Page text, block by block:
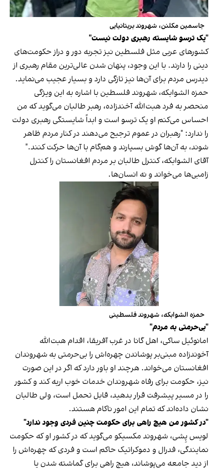
جاسمین مکلنن، شهروند بریتانیایی
"یک ترسو شایسته‌ رهبری دولت نیست"
کشورهای عربی مثل فلسطین نیز تجربه‌ دور و دراز حکومت‌های
دینی را دارند. با این وجود، پنهان شدن عالی‌ترین مقام رهبری از
دیدرس مردم برای آن‌ها نیز تازگی دارد و بسیار عجیب می‌نماید.
حمزه الشوابکه، شهروند فلسطین با اشاره به این ویژگی
منحصر به فرد هبت‌الله آخندزاده، رهبر طالبان می‌گوید که من
احساس می‌کنم او یک ترسو است و ابداً شایستگی رهبری دولت
را ندارد: "رهبران در عموم ترجیح می‌دهند در کنار مردم ظاهر
شوند، به آن‌ها گوش بسپارند و هم‌گام با آن‌ها حرکت کنند."
آقای الشوابکه، کنترل طالبان بر مردم افغانستان را کنترل
زامبی‌ها می‌خواند و نه انسان‌ها.
حمزه الشوابکه، شهروند فلسطینی
"بی‌حرمتی به مردم"
امانوئیل ساکی، اهل گانا در غرب آفریقا، اقدام هبت‌الله
آخوندزاده مبنی‌بر پوشاندن چهره‌اش را بی‌حرمتی به شهروندان
افغانستان می‌خواند. هرچند او باور دارد که اگر در این صورت
نیز، حکومت برای رفاه شهروندان خدمات خوب اریه کند و کشور
را در مسیر پیشرفت قرار بدهید، قابل تحمل است، ولی طالبان
نشان داده‌اند که تمام این امور ناکام هستند.
"در کشور من هیچ راهی برای حکومت چنین فردی وجود ندارد"
لویس پِشی، شهروند مکسیکو می‌گوید که در کشور او که حکومت
نمایندگی، فدرال و دموکراتیک حاکم است و فردی که چهره‌اش را
از دید جامعه می‌پوشاند، هیچ راهی برای گماشته شدن یا